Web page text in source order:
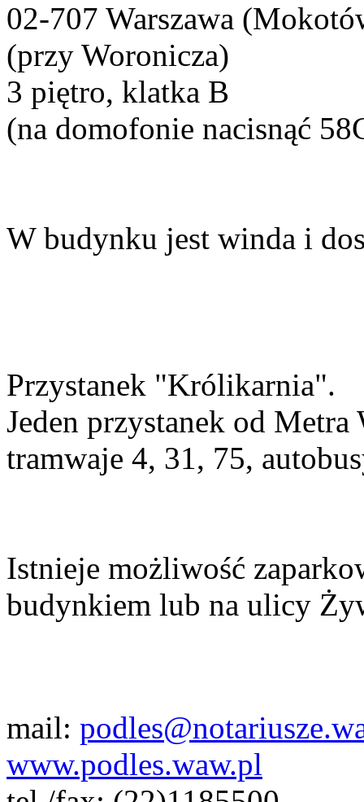
02-707 Warszawa
(przy Woronicza)
3 piętro, klatka B
(na domofonie nacisnąć
W budynku jest winda i
Przystanek "Królikarnia".
Jeden przystanek od Metra
tramwaje 4, 31, 75,
Istnieje możliwość
budynkiem lub na ulicy
mail:
www.podles.waw.pl